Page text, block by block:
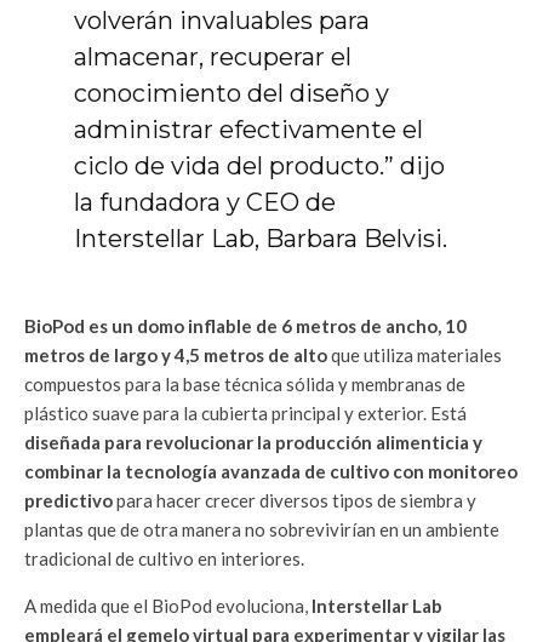
volverán invaluables para
almacenar, recuperar el
conocimiento del diseño y
administrar efectivamente el
ciclo de vida del producto.” dijo
la fundadora y CEO de
Interstellar Lab, Barbara Belvisi.
BioPod es un domo inflable de 6 metros de ancho, 10
metros de largo y 4,5 metros de altoque utiliza materiales
compuestos para la base técnica sólida y membranas de
plástico suave para la cubierta principal y exterior. Está
diseñada para revolucionar la producción alimenticia y
combinar la tecnología avanzada de cultivo con monitoreo
predictivopara hacer crecer diversos tipos de siembra y
plantas que de otra manera no sobrevivirían en un ambiente
tradicional de cultivo en interiores.
A medida que el BioPod evoluciona, Interstellar Lab
empleará el gemelo virtual para experimentar y vigilar las